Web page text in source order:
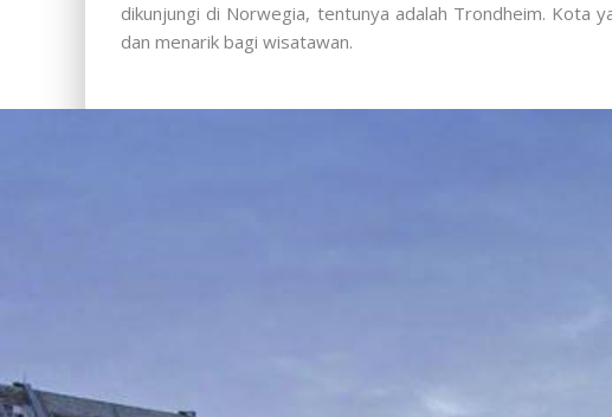
dikunjungi di Norwegia, tentunya adalah Trondheim. Kota
dan menarik bagi wisatawan.